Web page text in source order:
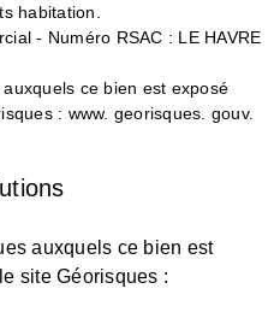
habitation.
- Numéro RSAC : LE HAVRE
ce bien est exposé
: www. georisques. gouv.
auxquels ce bien est
site Géorisques :